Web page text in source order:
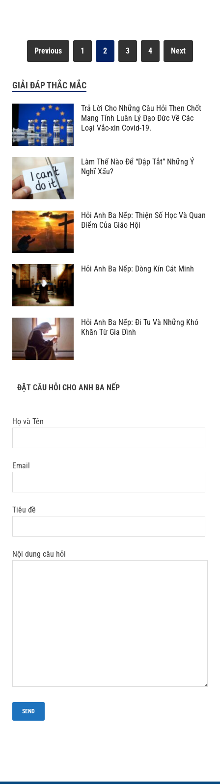
Previous 1 2 3 4 Next
GIẢI ĐÁP THẮC MẮC
Trả Lời Cho Những Câu Hỏi Then Chốt
Mang Tính Luân Lý Đạo Đức Về Các
Loại Vắc-xin Covid-19.
Làm Thế Nào Để “Dập Tắt” Những Ý
Nghĩ Xấu?
Hỏi Anh Ba Nếp: Thiện Số Học Và Quan
Điểm Của Giáo Hội
Hỏi Anh Ba Nếp: Dòng Kín Cát Minh
Hỏi Anh Ba Nếp: Đi Tu Và Những Khó
Khăn Từ Gia Đình
ĐẶT CÂU HỎI CHO ANH BA NẾP
Họ và Tên
Email
Tiêu đề
Nội dung câu hỏi